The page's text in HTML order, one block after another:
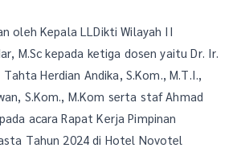
oleh Kepala LLDikti Wilayah II
M.Sc kepada ketiga dosen yaitu Dr. Ir.
Herdian Andika, S.Kom., M.T.I.,
S.Kom., M.Kom serta staf Ahmad
acara Rapat Kerja Pimpinan
Tahun 2024 di Hotel Novotel